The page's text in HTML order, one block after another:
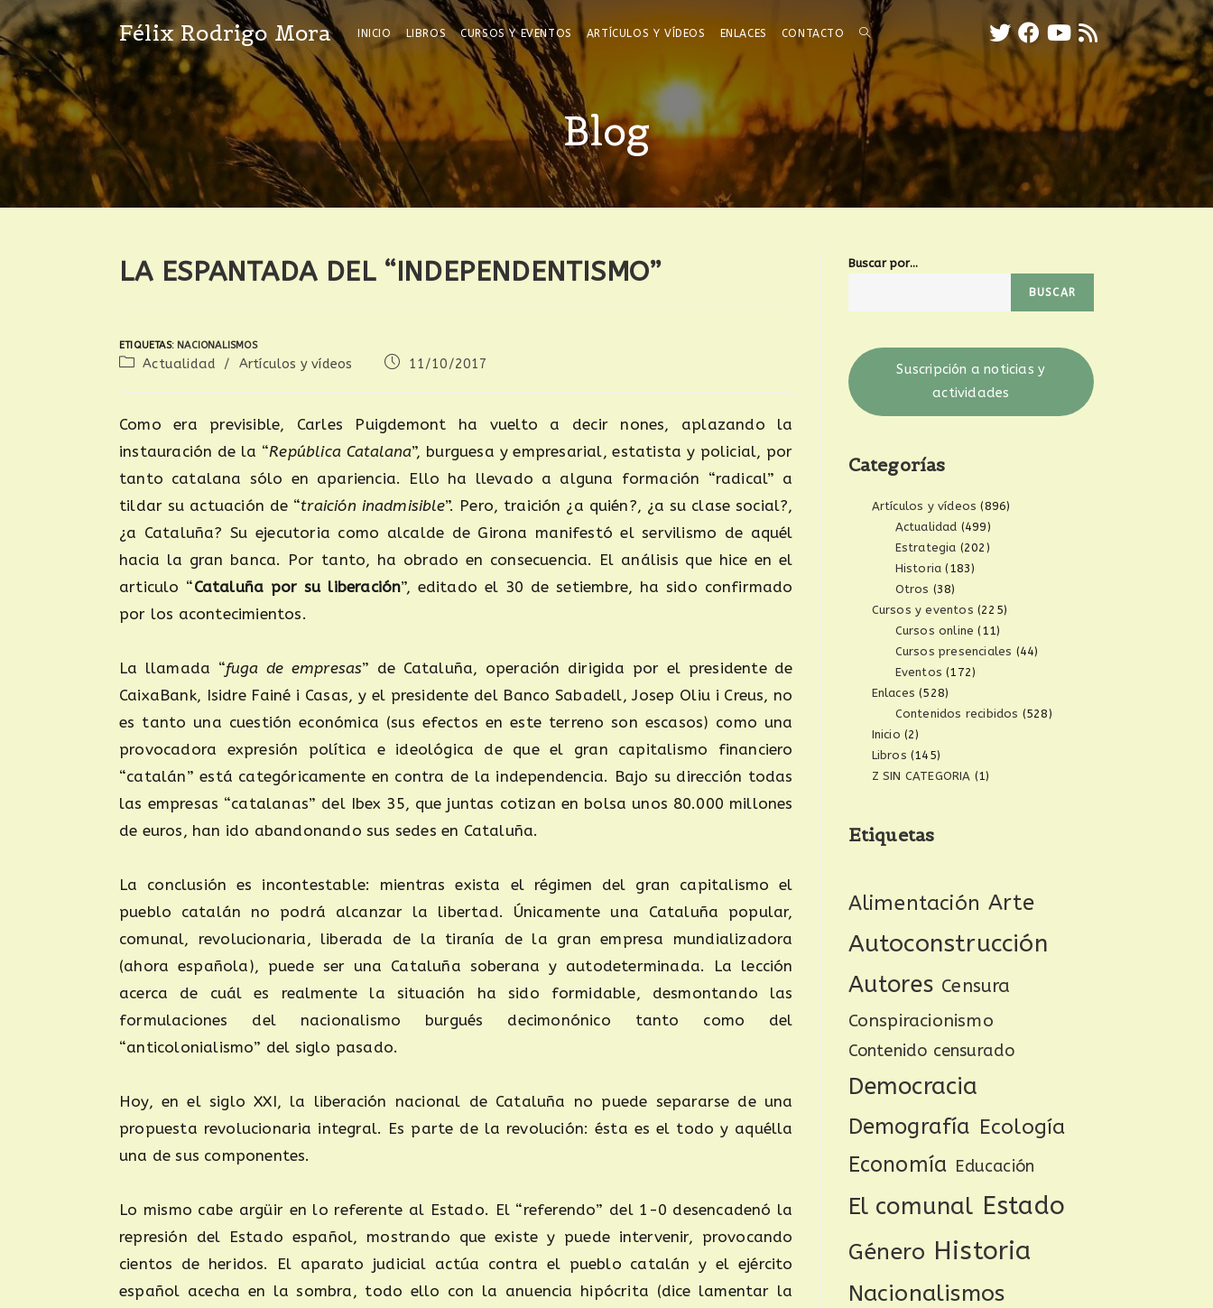
Félix Rodrigo Mora INICIO LIBROS CURSOS Y EVENTOS ARTÍCULOS Y VÍDEOS ENLACES CONTACTO
Blog
LA ESPANTADA DEL “INDEPENDENTISMO”
ETIQUETAS: NACIONALISMOS
Actualidad / Artículos y vídeos 11/10/2017
Como era previsible, Carles Puigdemont ha vuelto a decir nones, aplazando la
instauración de la “República Catalana”, burguesa y empresarial, estatista y policial, por
tanto catalana sólo en apariencia. Ello ha llevado a alguna formación “radical” a
tildar su actuación de “traición inadmisible”. Pero, traición ¿a quién?, ¿a su clase social?,
¿a Cataluña? Su ejecutoria como alcalde de Girona manifestó el servilismo de aquél
hacia la gran banca. Por tanto, ha obrado en consecuencia. El análisis que hice en el
articulo “Cataluña por su liberación”, editado el 30 de setiembre, ha sido confirmado
por los acontecimientos.
La llamada “fuga de empresas” de Cataluña, operación dirigida por el presidente de
CaixaBank, Isidre Fainé i Casas, y el presidente del Banco Sabadell, Josep Oliu i Creus, no
es tanto una cuestión económica (sus efectos en este terreno son escasos) como una
provocadora expresión política e ideológica de que el gran capitalismo financiero
“catalán” está categóricamente en contra de la independencia. Bajo su dirección todas
las empresas “catalanas” del Ibex 35, que juntas cotizan en bolsa unos 80.000 millones
de euros, han ido abandonando sus sedes en Cataluña.
La conclusión es incontestable: mientras exista el régimen del gran capitalismo el
pueblo catalán no podrá alcanzar la libertad. Únicamente una Cataluña popular,
comunal, revolucionaria, liberada de la tiranía de la gran empresa mundializadora
(ahora española), puede ser una Cataluña soberana y autodeterminada. La lección
acerca de cuál es realmente la situación ha sido formidable, desmontando las
formulaciones del nacionalismo burgués decimonónico tanto como del
“anticolonialismo” del siglo pasado.
Hoy, en el siglo XXI, la liberación nacional de Cataluña no puede separarse de una
propuesta revolucionaria integral. Es parte de la revolución: ésta es el todo y aquélla
una de sus componentes.
Lo mismo cabe argüir en lo referente al Estado. El “referendo” del 1-0 desencadenó la
represión del Estado español, mostrando que existe y puede intervenir, provocando
cientos de heridos. El aparato judicial actúa contra el pueblo catalán y el ejército
español acecha en la sombra, todo ello con la anuencia hipócrita (dice lamentar la
Buscar por...
BUSCAR
Suscripción a noticias y
actividades
Categorías
Artículos y vídeos (896)
Actualidad (499)
Estrategia (202)
Historia (183)
Otros (38)
Cursos y eventos (225)
Cursos online (11)
Cursos presenciales (44)
Eventos (172)
Enlaces (528)
Contenidos recibidos (528)
Inicio (2)
Libros (145)
Z SIN CATEGORIA (1)
Etiquetas
Alimentación Arte
Autoconstrucción
Autores Censura
Conspiracionismo
Contenido censurado
Democracia
Demografía Ecología
Economía Educación
El comunal Estado
Género Historia
Nacionalismos